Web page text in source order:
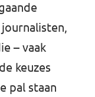
– vaak
keuzes
pal staan